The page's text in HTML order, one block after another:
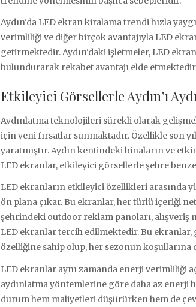
Aydın'da LED ekran kiralama trendi hızla
verimliliği ve diğer birçok avantajıyla LED
getirmektedir. Aydın'daki işletmeler, LED
bulundurarak rekabet avantajı elde
Etkileyici Görsellerle Aydın’ı
Aydınlatma teknolojileri sürekli olarak
için yeni fırsatlar sunmaktadır. Özellikle son
yaratmıştır. Aydın kentindeki binaların ve
LED ekranlar, etkileyici görsellerle şehre
LED ekranların etkileyici özellikleri arasında
ön plana çıkar. Bu ekranlar, her türlü içeriği
şehrindeki outdoor reklam panoları,
LED ekranlar tercih edilmektedir. Bu
özelliğine sahip olup, her sezonun koşullarına
LED ekranlar aynı zamanda enerji verimliliği
aydınlatma yöntemlerine göre daha az enerji
durum hem maliyetleri düşürürken hem de